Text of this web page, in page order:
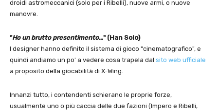
droidi astromeccanici (solo per i Ribelli), nuove armi, o nuove
manovre.
"Ho un brutto presentimento…" (Han Solo)
I designer hanno definito il sistema di gioco "cinematografico", e
quindi andiamo un po' a vedere cosa trapela dal sito web ufficiale
a proposito della giocabilità di X-Wing.
Innanzi tutto, i contendenti schierano le proprie forze,
usualmente uno o più caccia delle due fazioni (Impero e Ribelli,